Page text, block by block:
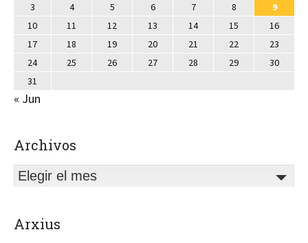
3
4 5 6 7 8
9
10
11 12 13 14 15
16
17
18 19 20 21 22
23
24
25 26 27 28 29
30
31
« Jun
Archivos
Elegir el mes
Arxius